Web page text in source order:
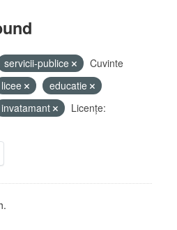
servicii-publice
Cuvinte
licee
educatie
invatamant
Licenţe: